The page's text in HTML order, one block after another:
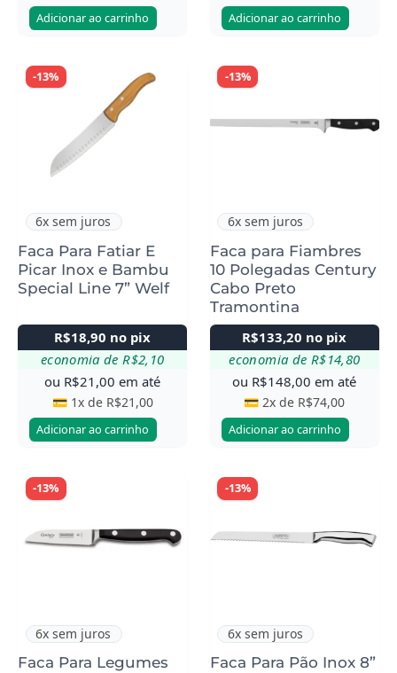
Adicionar ao carrinho Adicionar ao carrinho
-13%
6x sem juros
Faca Para Fatiar E
Picar Inox e Bambu
Special Line 7” Welf
R$18,90 no pix
economia deR$2,10
ou R$21,00 em até
💳 1x de R$21,00
Adicionar ao carrinho
-13%
6x sem juros
Faca para Fiambres
10 Polegadas Century
Cabo Preto
Tramontina
R$133,20 no pix
economia de R$14,80
ou R$148,00 em até
💳 2x de R$74,00
Adicionar ao carrinho
-13%
6x sem juros
Faca Para Legumes
-13%
6x sem juros
Faca Para Pão Inox 8”